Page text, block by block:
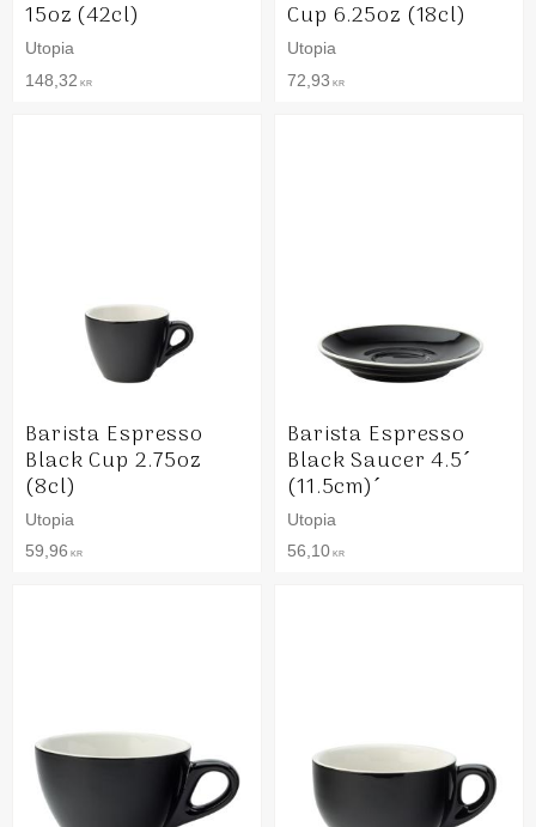
15oz (42cl)
Utopia
148,32 KR
Cup 6.25oz (18cl)
Utopia
72,93 KR
Barista Espresso
Black Cup 2.75oz
(8cl)
Utopia
59,96 KR
Barista Espresso
Black Saucer 4.5´
(11.5cm)´
Utopia
56,10 KR